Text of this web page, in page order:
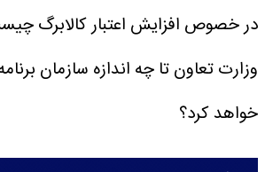
در خصوص افزایش اعتبار کالابرگ
وزارت تعاون تا چه اندازه سازمان
خواهد کرد؟